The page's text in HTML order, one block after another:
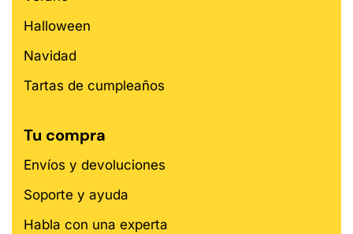
Halloween
Navidad
Tartas de cumpleaños
Tu compra
Envíos y devoluciones
Soporte y ayuda
Habla con una experta